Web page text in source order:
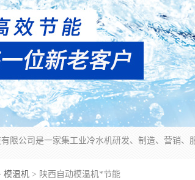
模温机 > 陕西自动模温机*节能